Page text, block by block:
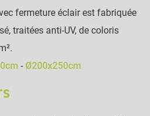
fermeture éclair est fabriquée
traitées anti-UV, de coloris
- Ø200x250cm